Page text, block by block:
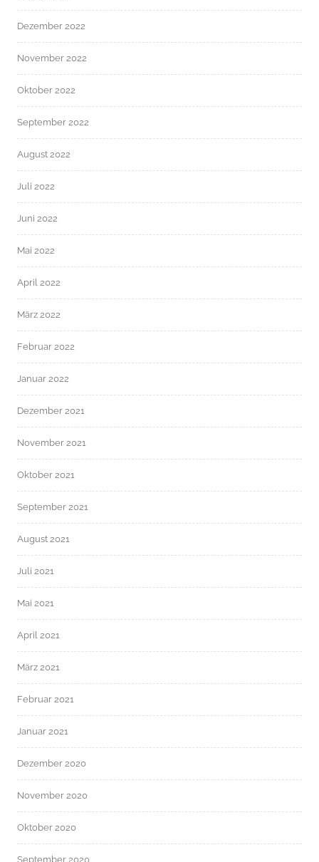
Dezember 2022
November 2022
Oktober 2022
September 2022
August 2022
Juli 2022
Juni 2022
Mai 2022
April 2022
März 2022
Februar 2022
Januar 2022
Dezember 2021
November 2021
Oktober 2021
September 2021
August 2021
Juli 2021
Mai 2021
April 2021
März 2021
Februar 2021
Januar 2021
Dezember 2020
November 2020
Oktober 2020
September 2020